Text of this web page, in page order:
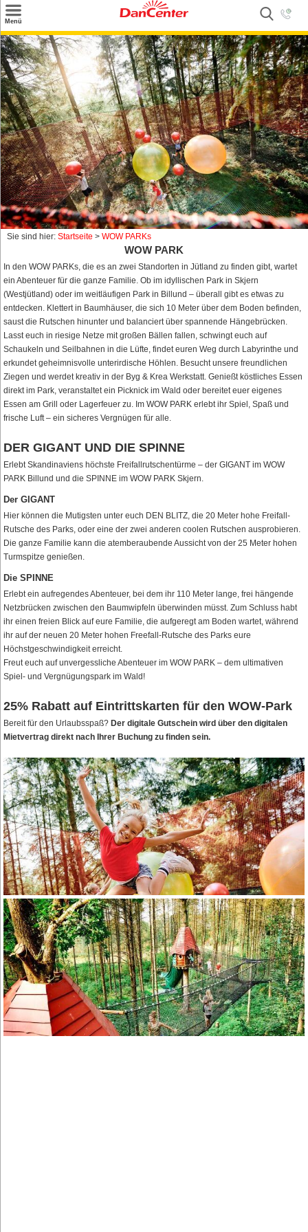
Menü
Suchen
Urlaubsziele
Weitere Urlaubsziele
Angebote
Inspiration
Kontakt
Gut zu wissen
Login
Sie sind hier: Startseite > WOW PARKs
WOW PARK
In den WOW PARKs, die es an zwei Standorten in Jütland zu finden gibt, wartet
ein Abenteuer für die ganze Familie. Ob im idyllischen Park in Skjern
(Westjütland) oder im weitläufigen Park in Billund – überall gibt es etwas zu
entdecken. Klettert in Baumhäuser, die sich 10 Meter über dem Boden befinden,
saust die Rutschen hinunter und balanciert über spannende Hängebrücken.
Lasst euch in riesige Netze mit großen Bällen fallen, schwingt euch auf
Schaukeln und Seilbahnen in die Lüfte, findet euren Weg durch Labyrinthe und
erkundet geheimnisvolle unterirdische Höhlen. Besucht unsere freundlichen
Ziegen und werdet kreativ in der Byg & Krea Werkstatt. Genießt köstliches Essen
direkt im Park, veranstaltet ein Picknick im Wald oder bereitet euer eigenes
Essen am Grill oder Lagerfeuer zu. Im WOW PARK erlebt ihr Spiel, Spaß und
frische Luft – ein sicheres Vergnügen für alle.
DER GIGANT UND DIE SPINNE
Erlebt Skandinaviens höchste Freifallrutschentürme – der GIGANT im WOW
PARK Billund und die SPINNE im WOW PARK Skjern.
Der GIGANT
Hier können die Mutigsten unter euch DEN BLITZ, die 20 Meter hohe Freifall-
Rutsche des Parks, oder eine der zwei anderen coolen Rutschen ausprobieren.
Die ganze Familie kann die atemberaubende Aussicht von der 25 Meter hohen
Turmspitze genießen.
Die SPINNE
Erlebt ein aufregendes Abenteuer, bei dem ihr 110 Meter lange, frei hängende
Netzbrücken zwischen den Baumwipfeln überwinden müsst. Zum Schluss habt
ihr einen freien Blick auf eure Familie, die aufgeregt am Boden wartet, während
ihr auf der neuen 20 Meter hohen Freefall-Rutsche des Parks eure
Höchstgeschwindigkeit erreicht.
Freut euch auf unvergessliche Abenteuer im WOW PARK – dem ultimativen
Spiel- und Vergnügungspark im Wald!
25% Rabatt auf Eintrittskarten für den WOW-Park
Bereit für den Urlaubsspaß? Der digitale Gutschein wird über den digitalen
Mietvertrag direkt nach Ihrer Buchung zu finden sein.